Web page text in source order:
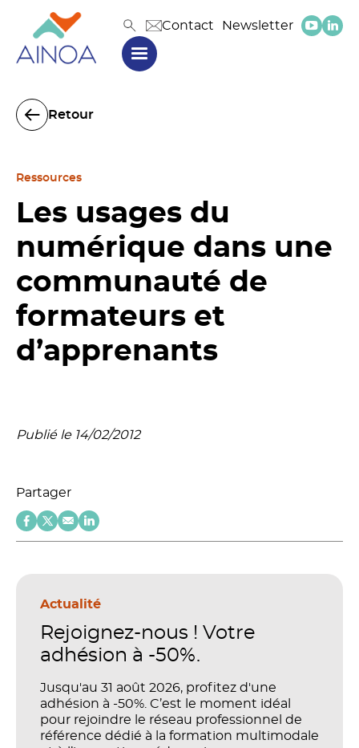
Contact Newsletter
Retour
Ressources
Les usages du
numérique dans une
communauté de
formateurs et
d’apprenants
Publié le 14/02/2012
Partager
Actualité
Rejoignez-nous ! Votre
adhésion à -50%.
Jusqu'au 31 août 2026, profitez d'une
adhésion à -50%. C’est le moment idéal
pour rejoindre le réseau professionnel de
référence dédié à la formation multimodale